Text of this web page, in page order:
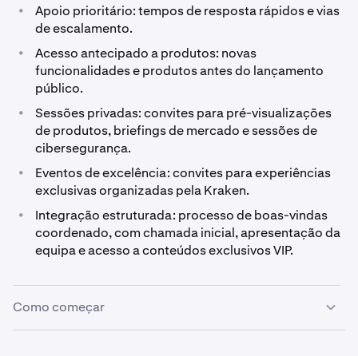
Kraken Pro Spot
7 500 000 $
80 000 000 $
Kraken Pro Futures
39 750 000 $
476 700 000 $
Kraken Pro Margin
0,25% / 0,4%
10 000 $ – 50 000 $
0,2% / 0,35%
0.02% / 0.05%
50 000 $ – 100 000 $
0,14% / 0,24%
0.02% / 0.05%
100 000 $ – 250 000 $
•
Apoio prioritário: tempos de resposta rápidos e vias
de escalamento.
•
Acesso antecipado a produtos: novas
funcionalidades e produtos antes do lançamento
público.
•
Sessões privadas: convites para pré-visualizações
de produtos, briefings de mercado e sessões de
cibersegurança.
•
Eventos de excelência: convites para experiências
exclusivas organizadas pela Kraken.
•
Integração estruturada: processo de boas-vindas
coordenado, com chamada inicial, apresentação da
equipa e acesso a conteúdos exclusivos VIP.
Como começar